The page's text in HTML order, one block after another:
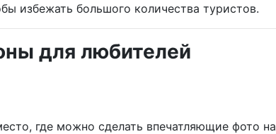
избежать большого количества туристов.
для любителей
где можно сделать впечатляющие фото на